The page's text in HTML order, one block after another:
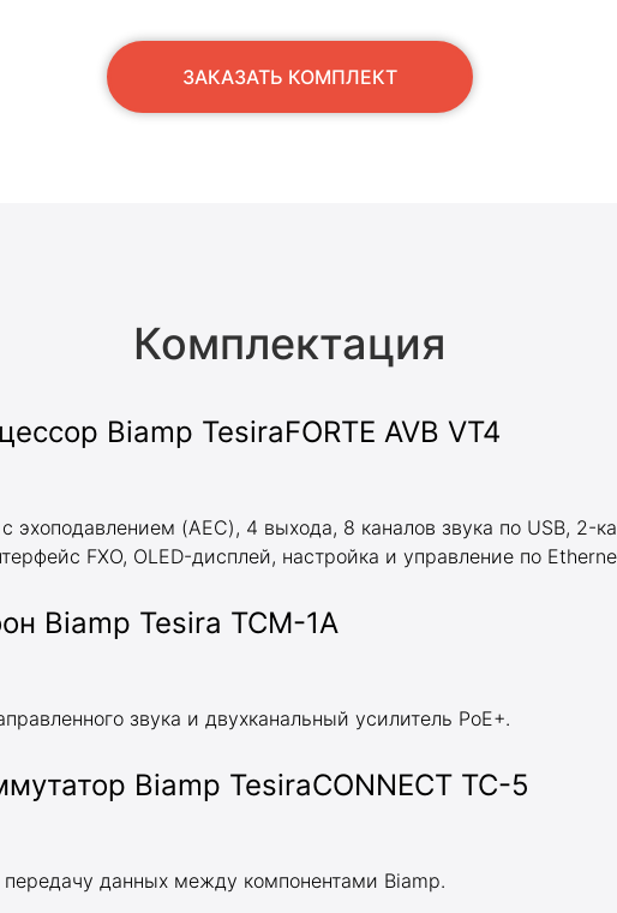
ЗАКАЗАТЬ КОМПЛЕКТ
Комплектация
Biamp TesiraFORTE AVB VT4
эхоподавлением (AEC), 4 выхода, 8 каналов звука по USB, 2-
FXO, OLED-дисплей, настройка и управление по
Biamp Tesira TCM-1A
звука и двухканальный усилитель PoE+.
Biamp TesiraCONNECT TC-5
передачу данных между компонентами Biamp.